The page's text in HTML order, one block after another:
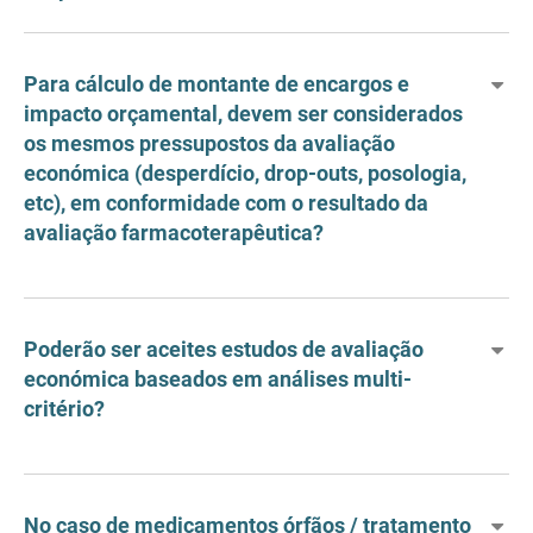
Para cálculo de montante de encargos e
impacto orçamental, devem ser considerados
os mesmos pressupostos da avaliação
económica (desperdício, drop-outs, posologia,
etc), em conformidade com o resultado da
avaliação farmacoterapêutica?
Poderão ser aceites estudos de avaliação
económica baseados em análises multi-
critério?
No caso de medicamentos órfãos / tratamento